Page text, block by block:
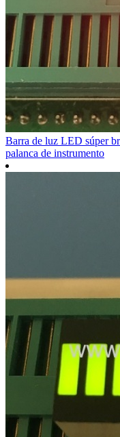
Barra de luz LED súper
palanca de instrumento